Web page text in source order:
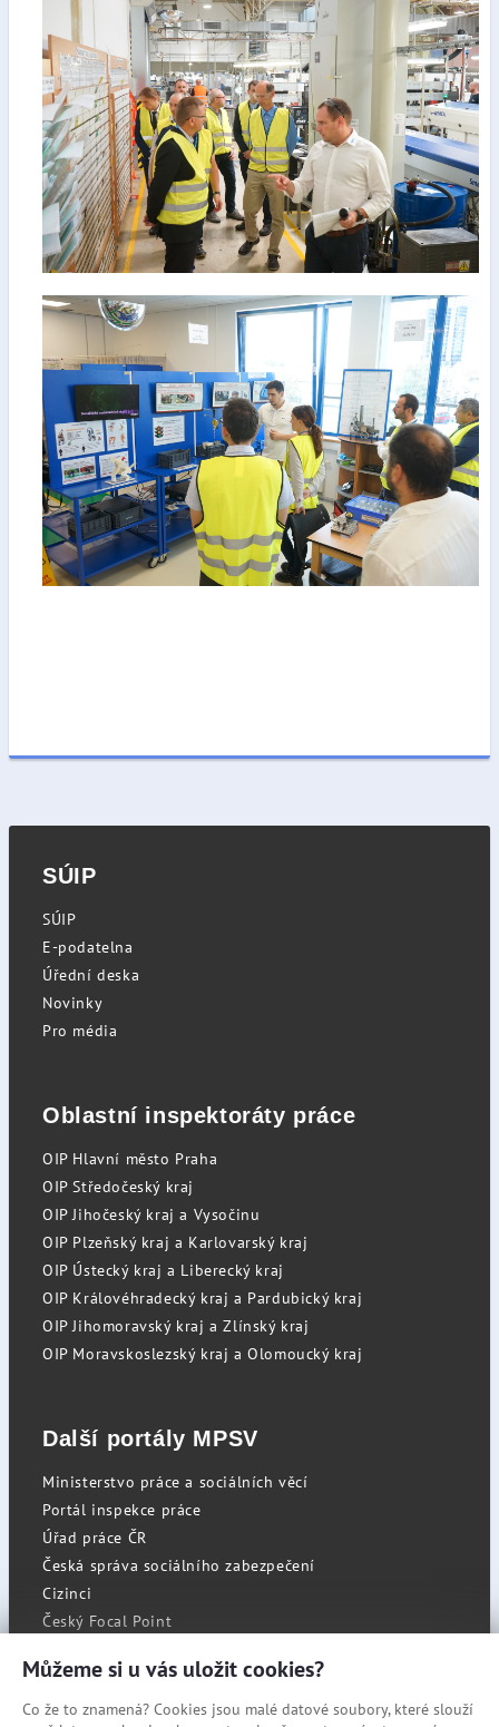
SÚIP
SÚIP
E-podatelna
Úřední deska
Novinky
Pro média
Oblastní inspektoráty práce
OIP Hlavní město Praha
OIP Středočeský kraj
OIP Jihočeský kraj a Vysočinu
OIP Plzeňský kraj a Karlovarský kraj
OIP Ústecký kraj a Liberecký kraj
OIP Královéhradecký kraj a Pardubický kraj
OIP Jihomoravský kraj a Zlínský kraj
OIP Moravskoslezský kraj a Olomoucký kraj
Další portály MPSV
Ministerstvo práce a sociálních věcí
Portál inspekce práce
Úřad práce ČR
Česká správa sociálního zabezpečení
Cizinci
Český Focal Point
RSS
Můžeme si u vás uložit cookies?
Co že to znamená? Cookies jsou malé datové soubory, které slouží